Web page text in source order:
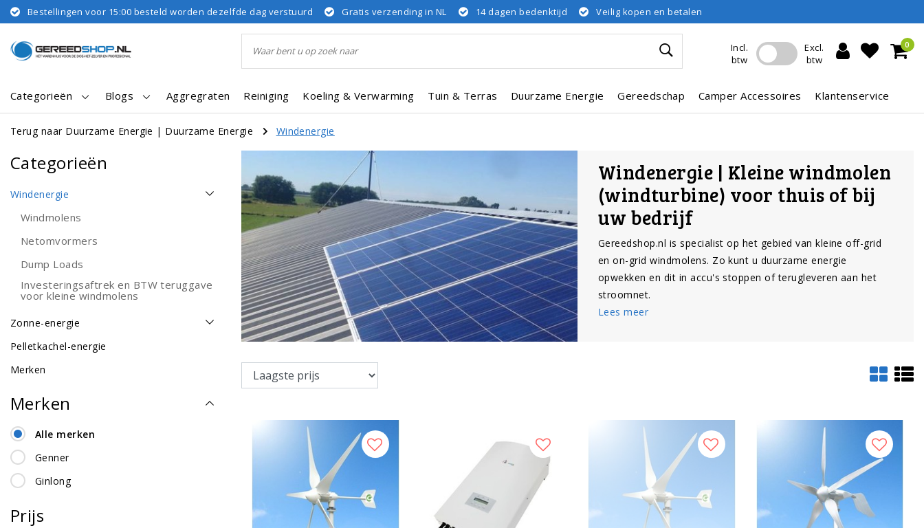
Bestellingen voor 15:00 besteld worden dezelfde dag verstuurd Gratis verzending in NL 14 dagen bedenktijd Veilig kopen en betalen
Incl.
btw
Excl.
btw
0
Categorieën Blogs Aggregraten Reiniging Koeling & Verwarming Tuin & Terras Duurzame Energie Gereedschap Camper Accessoires Klantenservice
Terug naar Duurzame Energie | Duurzame Energie Windenergie
Categorieën
Windenergie
Windmolens
Netomvormers
Dump Loads
Investeringsaftrek en BTW teruggave
voor kleine windmolens
Zonne-energie
Pelletkachel-energie
Merken
Merken
Alle merken
Genner
Ginlong
Prijs
Windenergie | Kleine windmolen
(windturbine) voor thuis of bij
uw bedrijf
Gereedshop.nl is specialist op het gebied van kleine off-grid
en on-grid windmolens. Zo kunt u duurzame energie
opwekken en dit in accu's stoppen of terugleveren aan het
stroomnet.
Lees meer